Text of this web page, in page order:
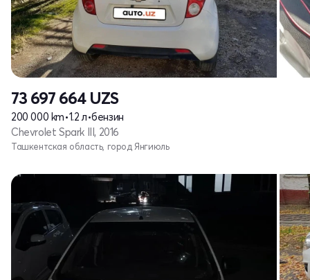
73 697 664 UZS
200 000 km•1.2 л•бензин
Chevrolet Spark III, 2016
Ташкентская область, город Янгиюль